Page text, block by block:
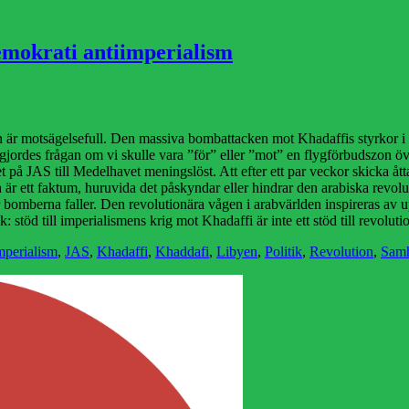
antiimperialism
motsägelsefull. Den massiva bombattacken mot Khadaffis
frågan om vi skulle vara ”för” eller ”mot” en flygförbudszon
JAS till Medelhavet meningslöst. Att efter ett par veckor skicka
ett faktum, huruvida det påskyndar eller hindrar den arabiska
faller. Den revolutionära vågen i arabvärlden inspireras
stöd till imperialismens krig mot Khadaffi är inte ett stöd till
, JAS, Khadaffi, Khaddafi, Libyen, Politik, Revolution,